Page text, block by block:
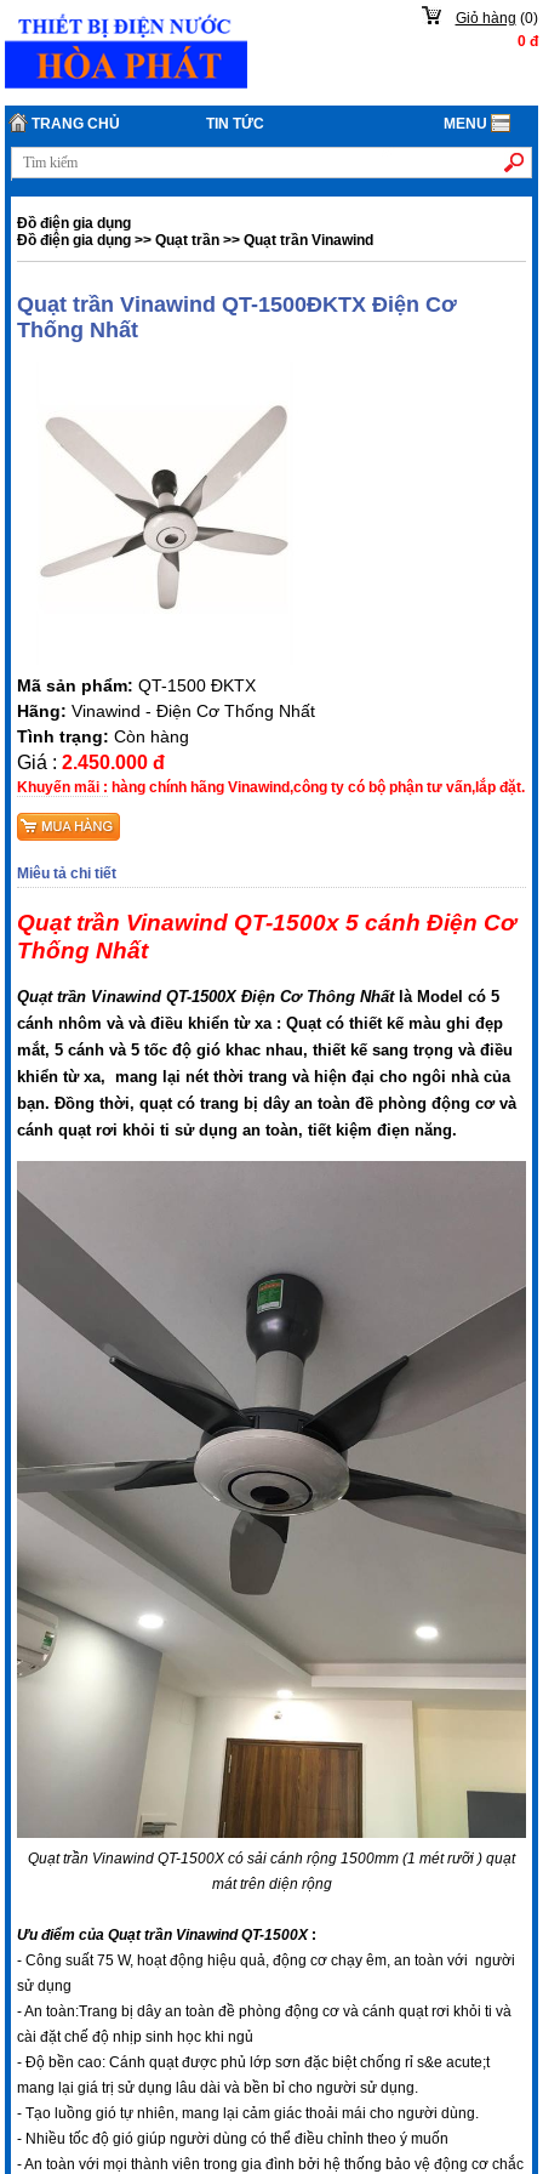
Giỏ hàng (0)
0đ
TRANG CHỦ TIN TỨC MENU
Đồ điện gia dụng
Đồ điện gia dụng >>Quạt trần >>Quạt trần Vinawind
Quạt trần Vinawind QT-1500ĐKTX Điện Cơ
Thống Nhất
Mã sản phẩm:QT-1500 ĐKTX
Hãng:Vinawind - Điện Cơ Thống Nhất
Tình trạng:Còn hàng
Giá :2.450.000 đ
Khuyến mãi : hàng chính hãng Vinawind,công ty có bộ phận tư vấn,lắp đặt.
Miêu tả chi tiết
Quạt trần Vinawind QT-1500x 5 cánh Điện Cơ
Thống Nhất
Quạt trần Vinawind QT-1500X Điện Cơ Thông Nhấtlà Model có 5
cánh nhôm và và điều khiển từ xa : Quạt có thiết kế màu ghi đẹp
mắt, 5 cánh và 5 tốc độ gió khac nhau, thiết kế sang trọng và điều
khiển từ xa, mang lại nét thời trang và hiện đại cho ngôi nhà của
bạn. Đồng thời, quạt có trang bị dây an toàn đề phòng động cơ và
cánh quạt rơi khỏi ti sử dụng an toàn, tiết kiệm điẹn năng.
Quạt trần Vinawind QT-1500X có sải cánh rộng 1500mm (1 mét rưỡi ) quạt
mát trên diện rộng
Ưu điểm củaQuạt trần Vinawind QT-1500X :
- Công suất 75 W, hoạt động hiệu quả, động cơ chạy êm, an toàn với người
sử dụng
- An toàn:Trang bị dây an toàn đề phòng động cơ và cánh quạt rơi khỏi ti và
cài đặt chế độ nhịp sinh học khi ngủ
- Độ bền cao: Cánh quạt được phủ lớp sơn đặc biệt chống rỉ s&e acute;t
mang lại giá trị sử dụng lâu dài và bền bỉ cho người sử dụng.
- Tạo luồng gió tự nhiên, mang lại cảm giác thoải mái cho người dùng.
- Nhiều tốc độ gió giúp người dùng có thể điều chỉnh theo ý muốn
- An toàn với mọi thành viên trong gia đình bởi hệ thống bảo vệ động cơ chắc